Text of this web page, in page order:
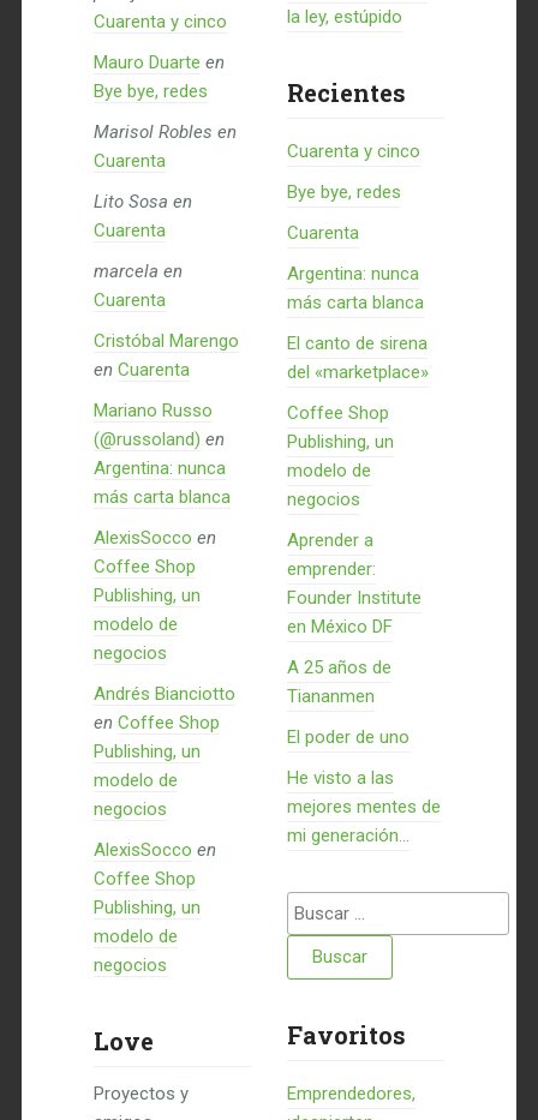
Cuarenta y cinco
Mauro Duarte en
Bye bye, redes
Marisol Robles en
Cuarenta
Lito Sosa en
Cuarenta
marcela en
Cuarenta
Cristóbal Marengo
en Cuarenta
Mariano Russo
(@russoland) en
Argentina: nunca
más carta blanca
AlexisSocco en
Coffee Shop
Publishing, un
modelo de
negocios
Andrés Bianciotto
en Coffee Shop
Publishing, un
modelo de
negocios
AlexisSocco en
Coffee Shop
Publishing, un
modelo de
negocios
Love
Proyectos y
la ley, estúpido
Recientes
Cuarenta y cinco
Bye bye, redes
Cuarenta
Argentina: nunca
más carta blanca
El canto de sirena
del «marketplace»
Coffee Shop
Publishing, un
modelo de
negocios
Aprender a
emprender:
Founder Institute
en México DF
A 25 años de
Tiananmen
El poder de uno
He visto a las
mejores mentes de
mi generación…
Buscar:
Favoritos
Emprendedores,